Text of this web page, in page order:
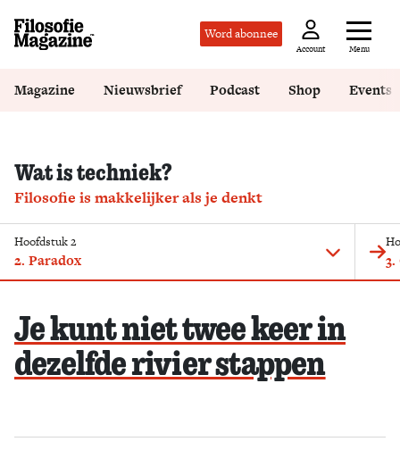
Word abonnee
Account Menu
Magazine Nieuwsbrief Podcast Shop Events
Wat is techniek?
Filosofie is makkelijker als je denkt
Hoofdstuk 2
2. Paradox
Je kunt niet twee keer in
dezelfde rivier stappen